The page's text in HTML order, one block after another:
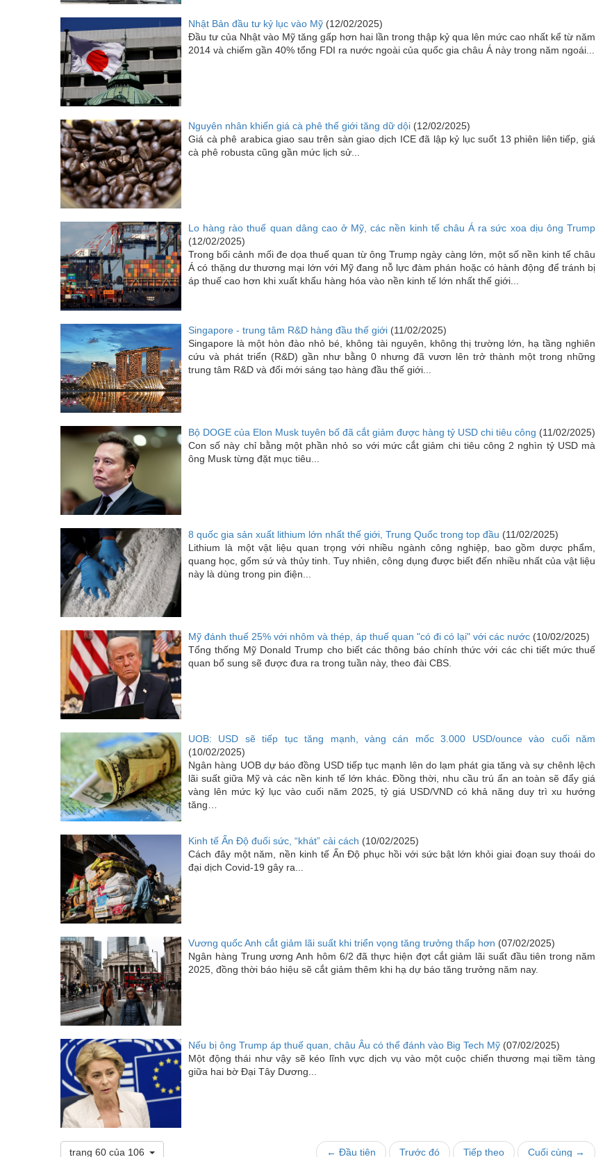
Nhật Bản đầu tư kỷ lục vào Mỹ (12/02/2025)
Đầu tư của Nhật vào Mỹ tăng gấp hơn hai lần trong thập kỷ qua lên mức cao nhất kể từ năm
2014 và chiếm gần 40% tổng FDI ra nước ngoài của quốc gia châu Á này trong năm ngoái...
Nguyên nhân khiến giá cà phê thế giới tăng dữ dội (12/02/2025)
Giá cà phê arabica giao sau trên sàn giao dịch ICE đã lập kỷ lục suốt 13 phiên liên tiếp, giá
cà phê robusta cũng gần mức lịch sử...
Lo hàng rào thuế quan dâng cao ở Mỹ, các nền kinh tế châu Á ra sức xoa dịu ông Trump
(12/02/2025)
Trong bối cảnh mối đe dọa thuế quan từ ông Trump ngày càng lớn, một số nền kinh tế châu
Á có thặng dư thương mại lớn với Mỹ đang nỗ lực đàm phán hoặc có hành động để tránh bị
áp thuế cao hơn khi xuất khẩu hàng hóa vào nền kinh tế lớn nhất thế giới...
Singapore - trung tâm R&D hàng đầu thế giới (11/02/2025)
Singapore là một hòn đào nhỏ bé, không tài nguyên, không thị trường lớn, hạ tầng nghiên
cứu và phát triển (R&D) gần như bằng 0 nhưng đã vươn lên trở thành một trong những
trung tâm R&D và đổi mới sáng tạo hàng đầu thế giới...
Bộ DOGE của Elon Musk tuyên bố đã cắt giảm được hàng tỷ USD chi tiêu công (11/02/2025)
Con số này chỉ bằng một phần nhỏ so với mức cắt giảm chi tiêu công 2 nghìn tỷ USD mà
ông Musk từng đặt mục tiêu...
8 quốc gia sản xuất lithium lớn nhất thế giới, Trung Quốc trong top đầu (11/02/2025)
Lithium là một vật liệu quan trọng với nhiều ngành công nghiệp, bao gồm dược phẩm,
quang học, gốm sứ và thủy tinh. Tuy nhiên, công dụng được biết đến nhiều nhất của vật liệu
này là dùng trong pin điện...
Mỹ đánh thuế 25% với nhôm và thép, áp thuế quan "có đi có lại" với các nước (10/02/2025)
Tổng thống Mỹ Donald Trump cho biết các thông báo chính thức với các chi tiết mức thuế
quan bổ sung sẽ được đưa ra trong tuần này, theo đài CBS.
UOB: USD sẽ tiếp tục tăng mạnh, vàng cán mốc 3.000 USD/ounce vào cuối năm
(10/02/2025)
Ngân hàng UOB dự báo đồng USD tiếp tục mạnh lên do lạm phát gia tăng và sự chênh lệch
lãi suất giữa Mỹ và các nền kinh tế lớn khác. Đồng thời, nhu cầu trú ẩn an toàn sẽ đẩy giá
vàng lên mức kỷ lục vào cuối năm 2025, tỷ giá USD/VND có khả năng duy trì xu hướng
tăng…
Kinh tế Ấn Độ đuối sức, “khát” cải cách (10/02/2025)
Cách đây một năm, nền kinh tế Ấn Độ phục hồi với sức bật lớn khỏi giai đoạn suy thoái do
đại dịch Covid-19 gây ra...
Vương quốc Anh cắt giảm lãi suất khi triển vọng tăng trưởng thấp hơn (07/02/2025)
Ngân hàng Trung ương Anh hôm 6/2 đã thực hiện đợt cắt giảm lãi suất đầu tiên trong năm
2025, đồng thời báo hiệu sẽ cắt giảm thêm khi hạ dự báo tăng trưởng năm nay.
Nếu bị ông Trump áp thuế quan, châu Âu có thể đánh vào Big Tech Mỹ (07/02/2025)
Một động thái như vậy sẽ kéo lĩnh vực dịch vụ vào một cuộc chiến thương mại tiềm tàng
giữa hai bờ Đại Tây Dương...
trang 60 của 106 ← Đầu tiên Trước đó Tiếp theo Cuối cùng →